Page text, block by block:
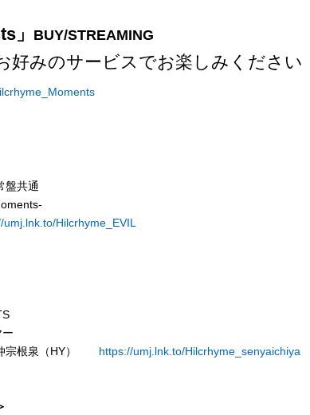
」 BUY/STREAMING
好みのサービスでお楽しみください
盤共通
umj.lnk.to/Hilcrhyme_EVIL
宗根泉（HY）
https://umj.lnk.to/Hilcrhyme_senyaichiya